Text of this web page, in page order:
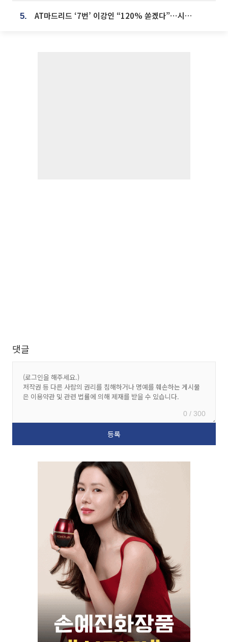
5. AT마드리드 ‘7번’ 이강인 “120% 쏟겠다”⋯시메오네 감독 “필요한 선수”
댓글
0 / 300